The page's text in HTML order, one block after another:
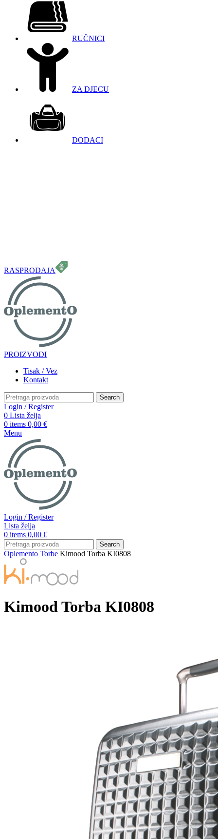
RUČNICI
ZA DJECU
DODACI
RASPRODAJA
PROIZVODI
Tisak / Vez
Kontakt
Search
Login / Register
0 Lista želja
0 items 0,00 €
Menu
Login / Register
Lista želja
0 items 0,00 €
Search
Oplemento Torbe Kimood Torba KI0808
Kimood Torba KI0808